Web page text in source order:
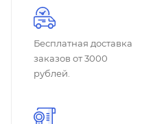
Бесплатная доставка
заказов от 3000
рублей.